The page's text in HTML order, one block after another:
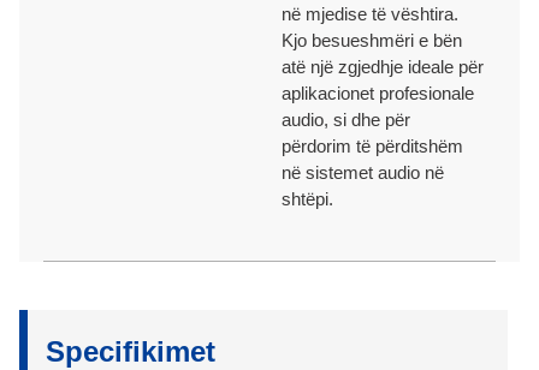
në mjedise të vështira.
Kjo besueshmëri e bën
atë një zgjedhje ideale për
aplikacionet profesionale
audio, si dhe për
përdorim të përditshëm
në sistemet audio në
shtëpi.
Specifikimet